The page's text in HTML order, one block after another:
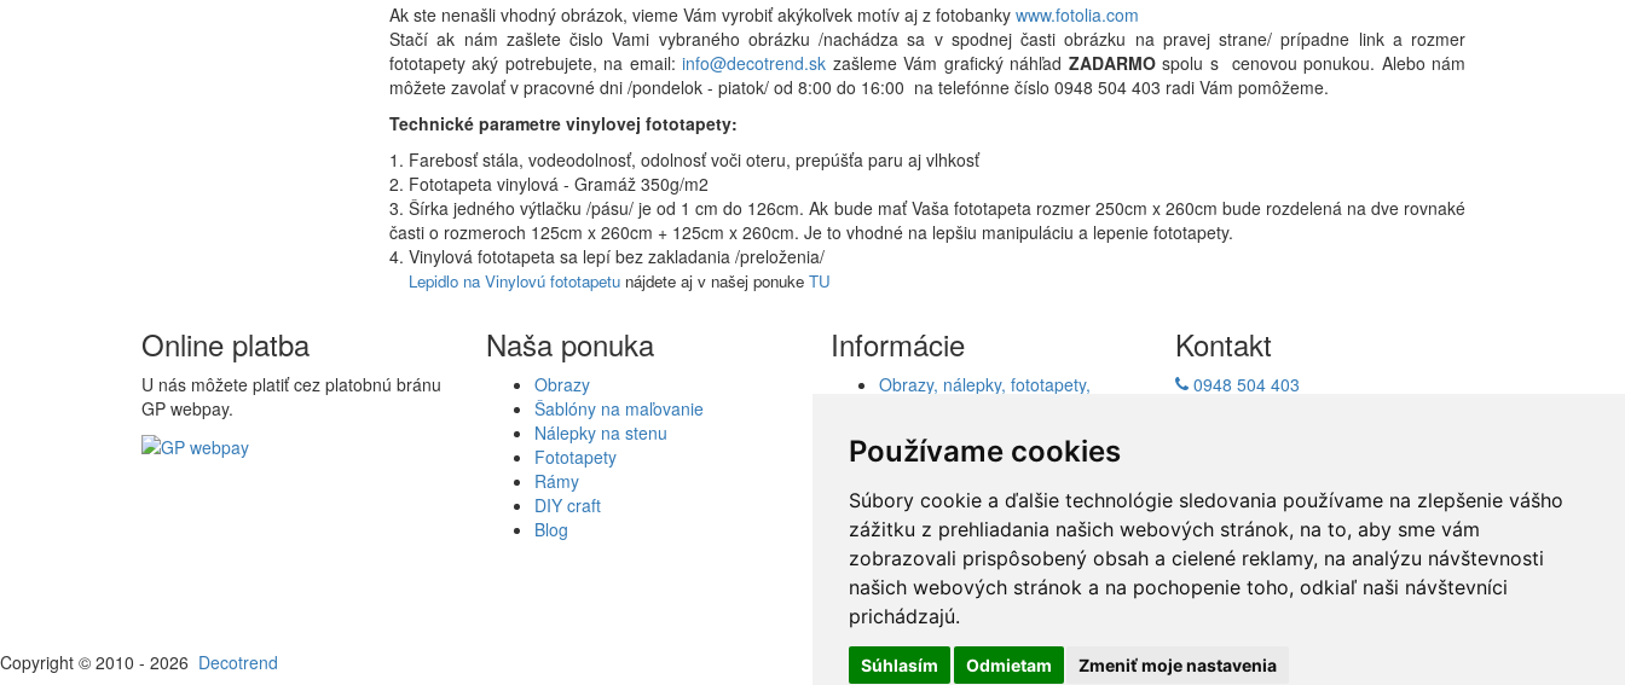
Používame cookies
Súbory cookie a ďalšie technológie sledovania používame na zlepšenie vášho
zážitku z prehliadania našich webových stránok, na to, aby sme vám
zobrazovali prispôsobený obsah a cielené reklamy, na analýzu návštevnosti
našich webových stránok a na pochopenie toho, odkiaľ naši návštevníci
prichádzajú.
Súhlasím Odmietam Zmeniť moje nastavenia
Ak ste nenašli vhodný obrázok, vieme Vám vyrobiť akýkoľvek motív aj z fotobanky www.fotolia.com
Stačí ak nám zašlete čislo Vami vybraného obrázku /nachádza sa v spodnej časti obrázku na pravej strane/ prípadne link a rozmer
fototapety aký potrebujete, na email:info@decotrend.sk zašleme Vám grafický náhľad ZADARMOspolu s cenovou ponukou. Alebo nám
môžete zavolať v pracovné dni /pondelok - piatok/ od 8:00 do 16:00 na telefónne číslo 0948 504 403 radi Vám pomôžeme.
Technické parametre vinylovej fototapety:
1. Farebosť stála, vodeodolnosť, odolnosť voči oteru, prepúšťa paru aj vlhkosť
2. Fototapeta vinylová - Gramáž 350g/m2
3. Šírka jedného výtlačku /pásu/ je od 1 cm do 126cm. Ak bude mať Vaša fototapeta rozmer 250cm x 260cm bude rozdelená na dve rovnaké
časti o rozmeroch 125cm x 260cm + 125cm x 260cm. Je to vhodné na lepšiu manipuláciu a lepenie fototapety.
4. Vinylová fototapeta sa lepí bez zakladania /preloženia/
Lepidlo na Vinylovú fototapetu nájdete aj v našej ponuke TU
Online platba
U nás môžete platiť cez platobnú bránu
GP webpay.
Naša ponuka
Obrazy
Šablóny na maľovanie
Nálepky na stenu
Fototapety
Rámy
DIY craft
Blog
Informácie
Obrazy, nálepky, fototapety,
Ochrana osobných údajov
Akcie a Doručenie
Darčekové poukážky
Odstúpenie od zmluvy - vrátenie
tovaru
Reklamácia tovaru
Kontakt
Kontakt
0948 504 403
Copyright © 2010 - 2026 Decotrend